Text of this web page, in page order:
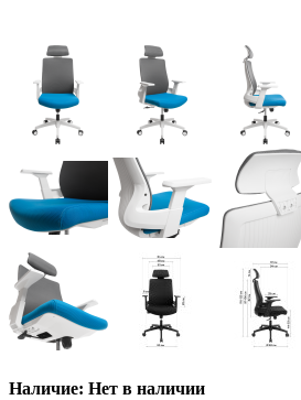
Наличие: Нет в наличии